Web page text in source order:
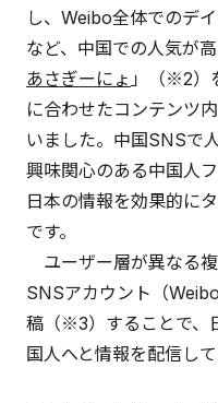
し、Weibo全体でのデ
など、中国での人気が
あさぎーにょ 」（※2）
に合わせたコンテンツ
いました。中国SNSで
興味関心のある中国人
日本の情報を効果的に
です。
ユーザー層が異なる
SNSアカウント（
稿（※3）することで、
国人へと情報を配信して